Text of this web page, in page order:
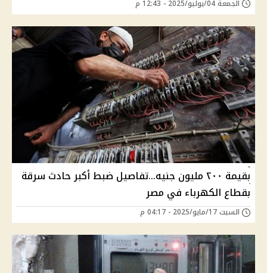
الجمعة 04/يوليو/2025 - 12:43 م
بقيمة ٢٠٠ مليون جنيه...تفاصيل ضبط أكبر حادث سرقة
بقطاع الكهرباء في مصر
السبت 17/مايو/2025 - 04:17 م